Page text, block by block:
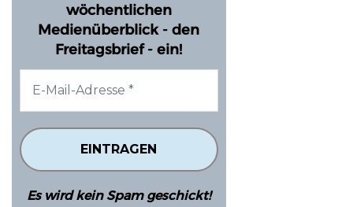
wöchentlichen
Medienüberblick - den
Freitagsbrief - ein!
Es wird kein Spam geschickt!